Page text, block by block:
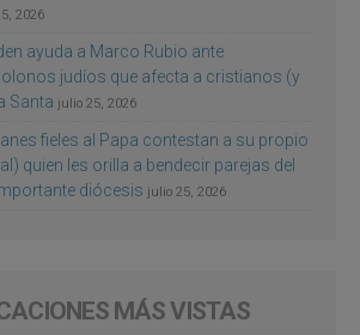
2026
ayuda a Marco Rubio ante
judíos que afecta a cristianos (y
Santa julio 25, 2026
fieles al Papa contestan a su propio
quien les orilla a bendecir parejas del
diócesis julio 25, 2026
MÁS VISTAS